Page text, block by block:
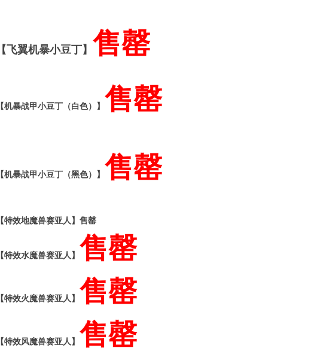
【飞翼机暴小豆丁】 售罄
【机暴战甲小豆丁（白色）】 售罄
【机暴战甲小豆丁（黑色）】 售罄
【特效地魔兽赛亚人】 售罄
【特效水魔兽赛亚人】 售罄
【特效火魔兽赛亚人】 售罄
【特效风魔兽赛亚人】 售罄